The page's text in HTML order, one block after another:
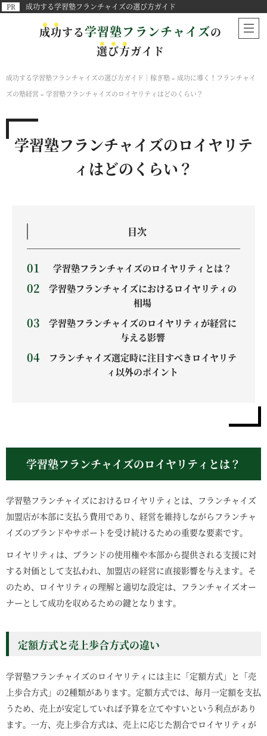
成功する学習塾フランチャイズの選び方ガイド
成功する学習塾フランチャイズの
選び方ガイド
成功する学習塾フランチャイズの選び方ガイド｜稼ぎ塾 » 成功に導く！フランチャイ
ズの塾経営 » 学習塾フランチャイズのロイヤリティはどのくらい？
学習塾フランチャイズのロイヤリテ
ィはどのくらい？
目次
学習塾フランチャイズのロイヤリティとは？
学習塾フランチャイズにおけるロイヤリティの
相場
学習塾フランチャイズのロイヤリティが経営に
与える影響
フランチャイズ選定時に注目すべきロイヤリテ
ィ以外のポイント
学習塾フランチャイズのロイヤリティとは？
学習塾フランチャイズにおけるロイヤリティとは、フランチャイズ
加盟店が本部に支払う費用であり、経営を維持しながらフランチャ
イズのブランドやサポートを受け続けるための重要な要素です。
ロイヤリティは、ブランドの使用権や本部から提供される支援に対
する対価として支払われ、加盟店の経営に直接影響を与えます。そ
のため、ロイヤリティの理解と適切な設定は、フランチャイズオー
ナーとして成功を収めるための鍵となります。
定額方式と売上歩合方式の違い
学習塾フランチャイズのロイヤリティには主に「定額方式」と「売
上歩合方式」の2種類があります。定額方式では、毎月一定額を支払
うため、売上が安定していれば予算を立てやすいという利点があり
ます。一方、売上歩合方式は、売上に応じた割合でロイヤリティが